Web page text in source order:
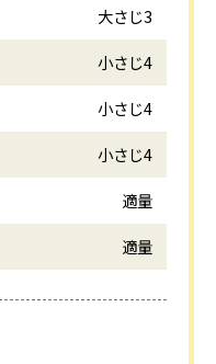
大さじ3
小さじ4
小さじ4
小さじ4
適量
適量